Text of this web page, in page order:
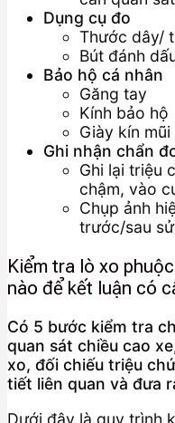
Dụng cụ đo
Thước dây/
Bút đánh
Bảo hộ cá nhân
Găng tay
Kính bảo hộ
Giày kín mũi
Ghi nhận chẩn
Ghi lại triệu
chậm, vào
Chụp ảnh
trước/sau
Kiểm tra lò xo
nào để kết luận có
Có 5 bước kiểm tra
quan sát chiều cao
xo, đối chiếu triệu
tiết liên quan và đưa
Dưới đây là quy trình